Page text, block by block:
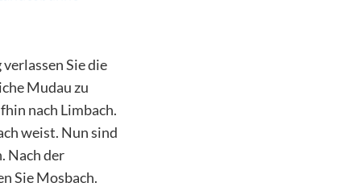
Sie die
Mudau zu
nach Limbach.
weist. Nun sind
Nach der
Sie Mosbach.